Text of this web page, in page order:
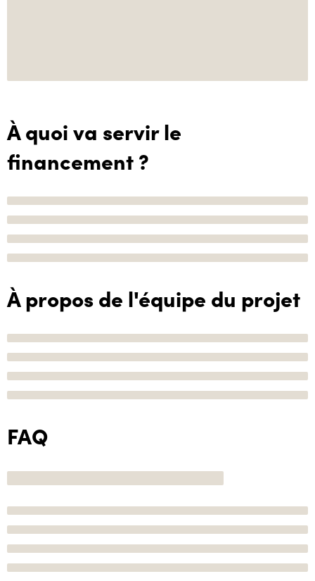
À quoi va servir le
financement ?
À propos de l'équipe du projet
FAQ